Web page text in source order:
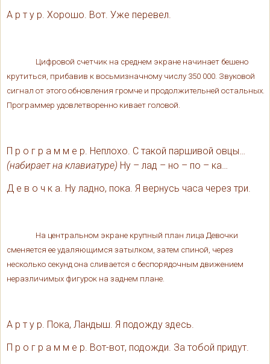
А р т у р. Хорошо. Вот. Уже перевел.
Цифровой счетчик на среднем экране начинает бешено
крутиться, прибавив к восьмизначному числу 350 000. Звуковой
сигнал от этого обновления громче и продолжительней остальных.
Программер удовлетворенно кивает головой.
П р о г р а м м е р. Неплохо. С такой паршивой овцы…
(набирает на клавиатуре) Ну – лад – но – по – ка…
Д е в о ч к а. Ну ладно, пока. Я вернусь часа через три.
На центральном экране крупный план лица Девочки
сменяется ее удаляющимся затылком, затем спиной, через
несколько секунд она сливается с беспорядочным движением
неразличимых фигурок на заднем плане.
А р т у р. Пока, Ландыш. Я подожду здесь.
П р о г р а м м е р. Вот-вот, подожди. За тобой придут.